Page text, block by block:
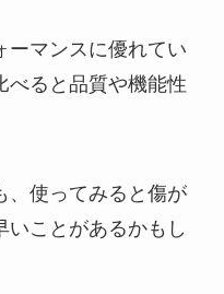
ーマンスに優れてい
べると品質や機能性
、使ってみると傷が
いことがあるかもし